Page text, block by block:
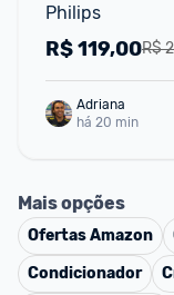
Philips
R$
R$119,00
Adriana
há 20 min
Mais opções
OfertasAmazon
Condicionador